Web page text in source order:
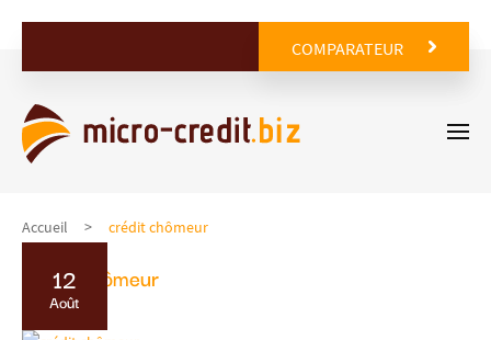
COMPARATEUR
Accueil crédit chômeur
crédit chômeur
12
Août